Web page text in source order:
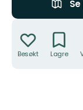
Besøkt Lagre